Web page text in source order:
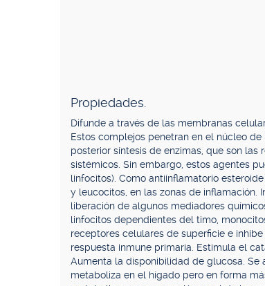
Propiedades.
Difunde a través de las membranas
Estos complejos penetran en el núcleo
posterior síntesis de enzimas, que son
sistémicos. Sin embargo, estos agentes
linfocitos). Como antiinflamatorio
y leucocitos, en las zonas de inflamación.
liberación de algunos mediadores
linfocitos dependientes del timo,
receptores celulares de superficie e
respuesta inmune primaria. Estimula el
Aumenta la disponibilidad de glucosa.
metaboliza en el hígado pero en forma